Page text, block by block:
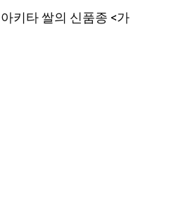
키타 쌀의 신품종 <가